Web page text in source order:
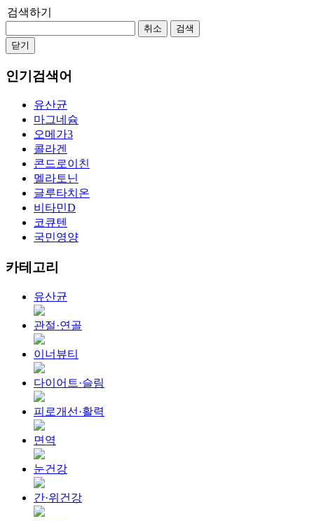
검색하기
취소
검색
닫기
인기검색어
유산균
마그네슘
오메가3
콜라겐
콘드로이친
멜라토닌
글루타치온
비타민D
코큐텐
국민영양
카테고리
유산균
관절·연골
이너뷰티
다이어트·슬림
피로개선·활력
면역
눈건강
간·위건강